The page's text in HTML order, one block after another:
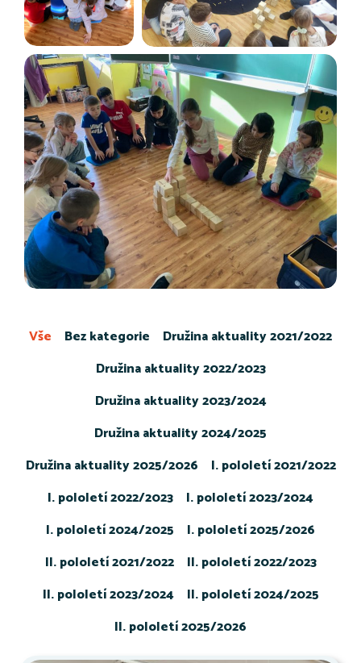
Bez kategorie
Družina aktuality 2021/2022
Družina aktuality 2022/2023
Družina aktuality 2023/2024
Družina aktuality 2024/2025
Družina aktuality 2025/2026
I. pololetí 2021/2022
I. pololetí 2022/2023
I. pololetí 2023/2024
I. pololetí 2024/2025
I. pololetí 2025/2026
II. pololetí 2021/2022
II. pololetí 2022/2023
II. pololetí 2023/2024
II. pololetí 2024/2025
II. pololetí 2025/2026
Vše